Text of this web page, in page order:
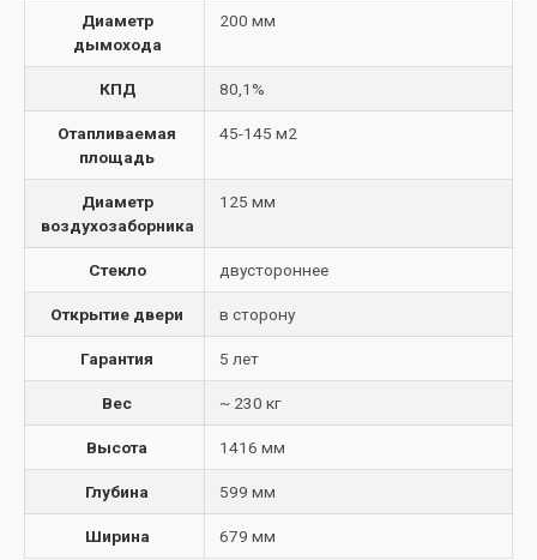
Диаметр
дымохода
200 мм
КПД 80,1%
Отапливаемая
площадь
45-145 м2
Диаметр
воздухозаборника
125 мм
Стекло двустороннее
Открытие двери в сторону
Гарантия 5 лет
Вес ~ 230 кг
Высота 1416 мм
Глубина 599 мм
Ширина 679 мм